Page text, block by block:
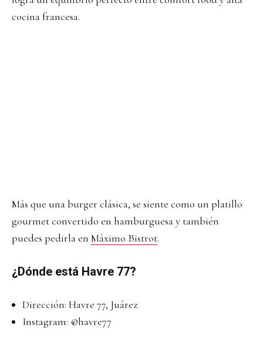
cocina francesa.
Más que una burger clásica, se siente como un platillo
gourmet convertido en hamburguesa y también
puedes pedirla en Máximo Bistrot.
¿Dónde está Havre 77?
Dirección: Havre 77, Juárez
Instagram: @havre77